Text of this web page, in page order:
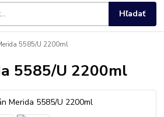
Hľadať
5585/U 2200ml
5585/U 2200ml